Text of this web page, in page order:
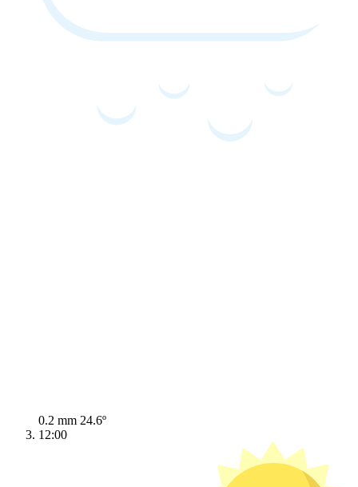
0.2 mm 24.6º
12:00